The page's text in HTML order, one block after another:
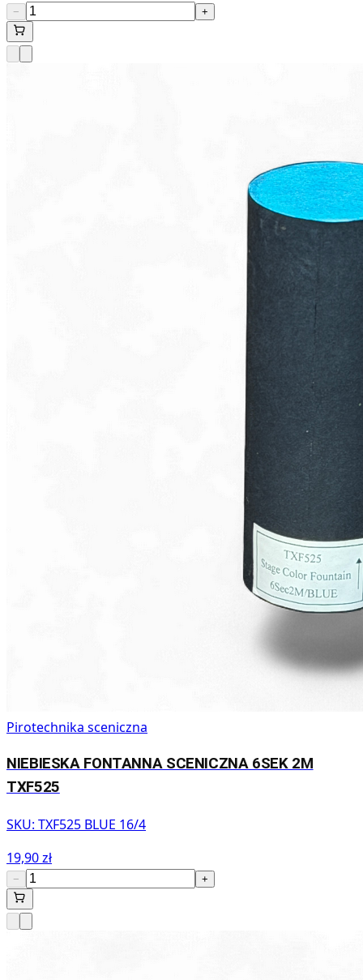
− +
Pirotechnika sceniczna
NIEBIESKA FONTANNA SCENICZNA 6SEK 2M
TXF525
SKU: TXF525 BLUE 16/4
19,90 zł
− +